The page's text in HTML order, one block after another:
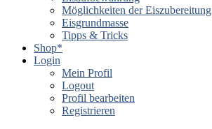
Möglichkeiten der Eiszubereitung
Eisgrundmasse
Tipps & Tricks
Shop*
Login
Mein Profil
Logout
Profil bearbeiten
Registrieren